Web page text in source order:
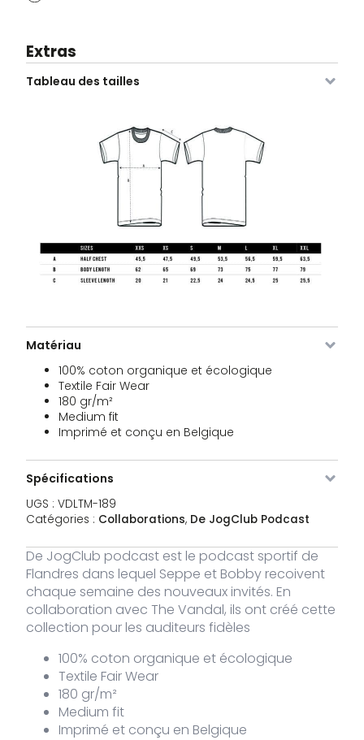
Extras
Tableau des tailles
Matériau
100% coton organique et écologique
Textile Fair Wear
180 gr/m²
Medium fit
Imprimé et conçu en Belgique
Spécifications
UGS : VDLTM-189
Catégories : Collaborations, De JogClub Podcast
De JogClub podcast est le podcast sportif de
Flandres dans lequel Seppe et Bobby recoivent
chaque semaine des nouveaux invités. En
collaboration avec The Vandal, ils ont créé cette
collection pour les auditeurs fidèles
100% coton organique et écologique
Textile Fair Wear
180 gr/m²
Medium fit
Imprimé et conçu en Belgique
VDLTM-
189-
ZW-XS
XS En stock
VDLTM-
189-
S
189-
ZW-M
VDLTM-
189-
ZW-L
L En stock € 30,00
VDLTM-
189-
ZW-XL
XL En stock € 30,00